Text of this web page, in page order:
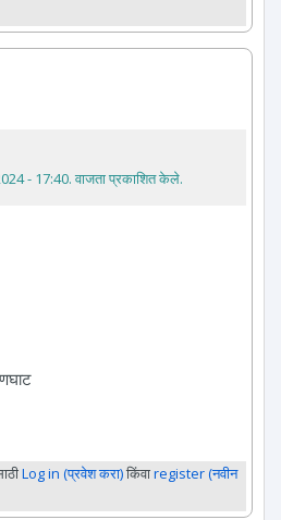
- 17:40. वाजता प्रकाशित केले.
Log in (प्रवेश करा)किंवाregister (नवीन